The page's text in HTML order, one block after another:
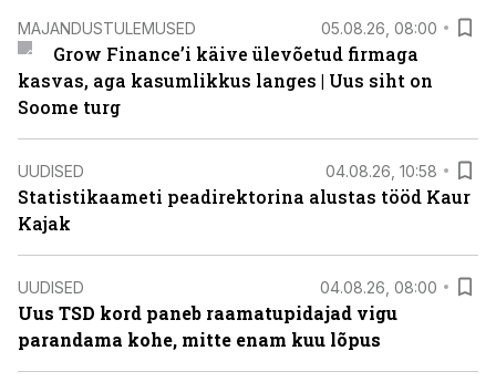
MAJANDUSTULEMUSED 05.08.26, 08:00
Grow Finance’i käive ülevõetud firmaga
kasvas, aga kasumlikkus langes | Uus siht on
Soome turg
UUDISED 04.08.26, 10:58
Statistikaameti peadirektorina alustas tööd Kaur
Kajak
UUDISED 04.08.26, 08:00
Uus TSD kord paneb raamatupidajad vigu
parandama kohe, mitte enam kuu lõpus